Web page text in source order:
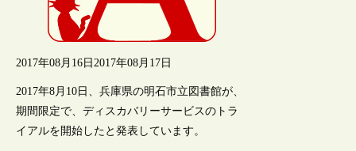
2017年08月16日 2017年08月17日
2017年8月10日、兵庫県の明石市立図書館が、
期間限定で、ディスカバリーサービスのトラ
イアルを開始したと発表しています。